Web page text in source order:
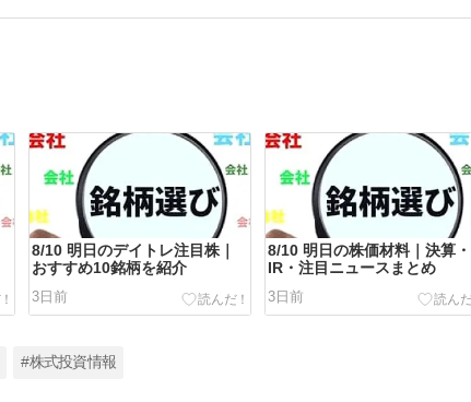
8/10 明日のデイトレ注目株｜
おすすめ10銘柄を紹介
3日前
8/10 明日の株価材料｜決算・
IR・注目ニュースまとめ
3日前
#株式投資情報